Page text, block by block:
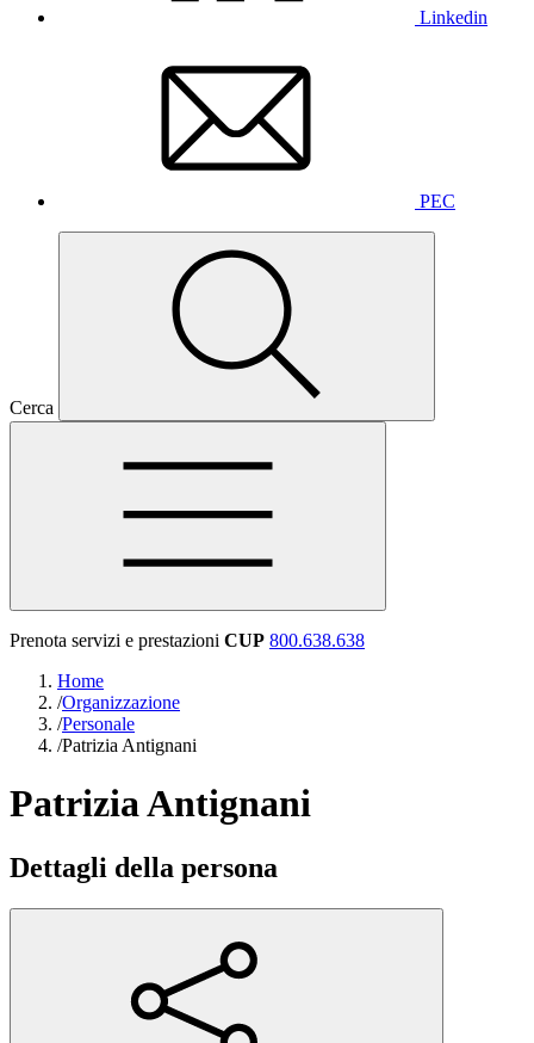
Linkedin
PEC
Cerca
Prenota servizi e prestazioni CUP 800.638.638
Home
/Organizzazione
/Personale
/Patrizia Antignani
Patrizia Antignani
Dettagli della persona